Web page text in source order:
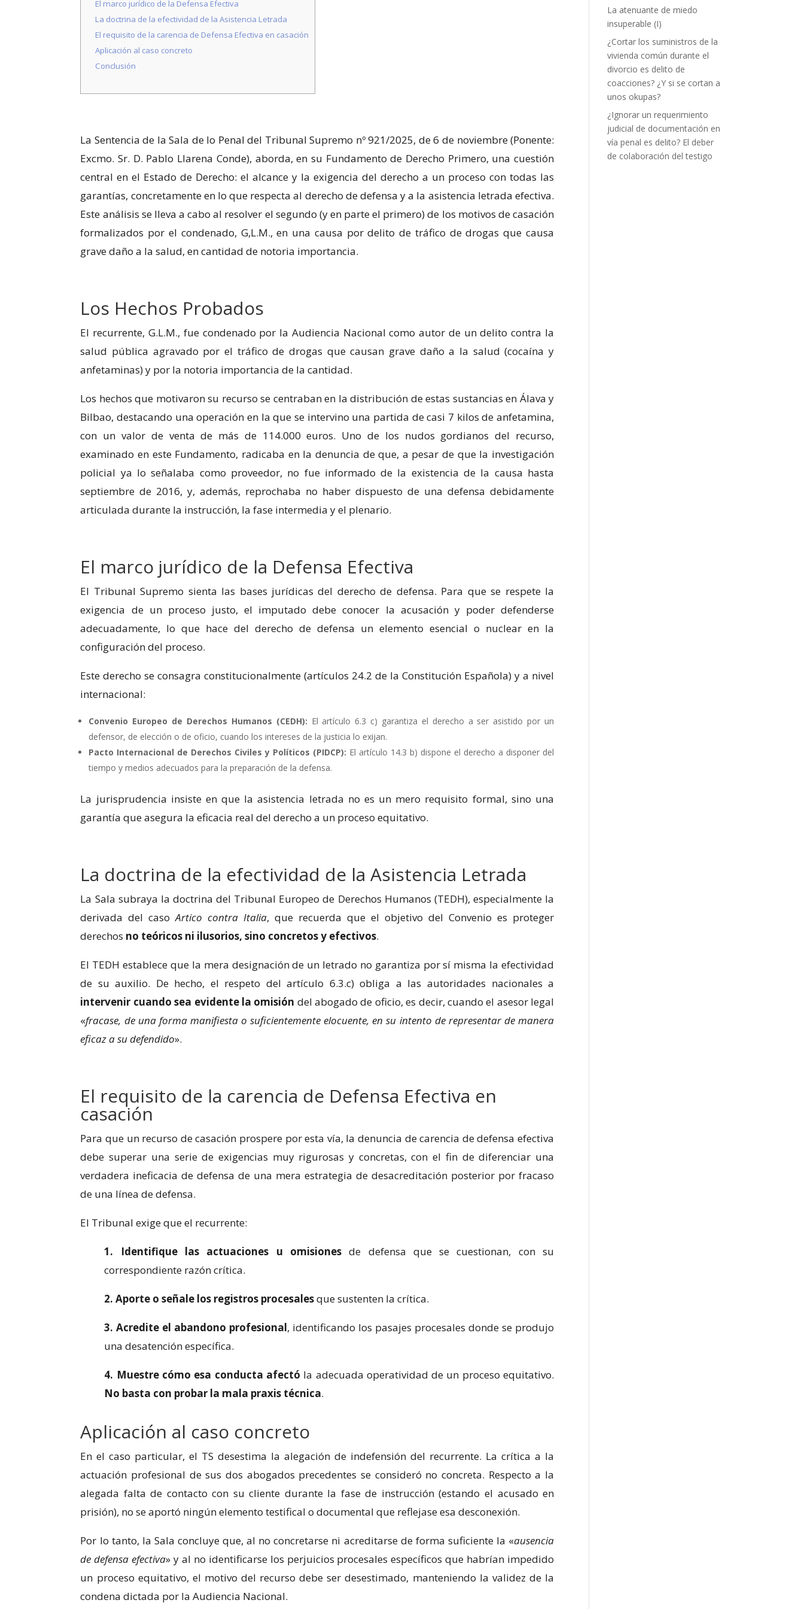
El marco jurídico de la Defensa Efectiva
La doctrina de la efectividad de la Asistencia Letrada
El requisito de la carencia de Defensa Efectiva en casación
Aplicación al caso concreto
Conclusión
La Sentencia de la Sala de lo Penal del Tribunal Supremo nº 921/2025, de 6 de noviembre (Ponente:
Excmo. Sr. D. Pablo Llarena Conde), aborda, en su Fundamento de Derecho Primero, una cuestión
central en el Estado de Derecho: el alcance y la exigencia del derecho a un proceso con todas las
garantías, concretamente en lo que respecta al derecho de defensa y a la asistencia letrada efectiva.
Este análisis se lleva a cabo al resolver el segundo (y en parte el primero) de los motivos de casación
formalizados por el condenado, G,L.M., en una causa por delito de tráfico de drogas que causa
grave daño a la salud, en cantidad de notoria importancia.
Los Hechos Probados
El recurrente, G.L.M., fue condenado por la Audiencia Nacional como autor de un delito contra la
salud pública agravado por el tráfico de drogas que causan grave daño a la salud (cocaína y
anfetaminas) y por la notoria importancia de la cantidad.
Los hechos que motivaron su recurso se centraban en la distribución de estas sustancias en Álava y
Bilbao, destacando una operación en la que se intervino una partida de casi 7 kilos de anfetamina,
con un valor de venta de más de 114.000 euros. Uno de los nudos gordianos del recurso,
examinado en este Fundamento, radicaba en la denuncia de que, a pesar de que la investigación
policial ya lo señalaba como proveedor, no fue informado de la existencia de la causa hasta
septiembre de 2016, y, además, reprochaba no haber dispuesto de una defensa debidamente
articulada durante la instrucción, la fase intermedia y el plenario.
El marco jurídico de la Defensa Efectiva
El Tribunal Supremo sienta las bases jurídicas del derecho de defensa. Para que se respete la
exigencia de un proceso justo, el imputado debe conocer la acusación y poder defenderse
adecuadamente, lo que hace del derecho de defensa un elemento esencial o nuclear en la
configuración del proceso.
Este derecho se consagra constitucionalmente (artículos 24.2 de la Constitución Española) y a nivel
internacional:
Convenio Europeo de Derechos Humanos (CEDH): El artículo 6.3 c) garantiza el derecho a ser asistido por un
defensor, de elección o de oficio, cuando los intereses de la justicia lo exijan.
Pacto Internacional de Derechos Civiles y Políticos (PIDCP): El artículo 14.3 b) dispone el derecho a disponer del
tiempo y medios adecuados para la preparación de la defensa.
La jurisprudencia insiste en que la asistencia letrada no es un mero requisito formal, sino una
garantía que asegura la eficacia real del derecho a un proceso equitativo.
La doctrina de la efectividad de la Asistencia Letrada
La Sala subraya la doctrina del Tribunal Europeo de Derechos Humanos (TEDH), especialmente la
derivada del casoArtico contra Italia, que recuerda que el objetivo del Convenio es proteger
derechos no teóricos ni ilusorios, sino concretos y efectivos.
El TEDH establece que la mera designación de un letrado no garantiza por sí misma la efectividad
de su auxilio. De hecho, el respeto del artículo 6.3.c) obliga a las autoridades nacionales a
intervenir cuando sea evidente la omisión del abogado de oficio, es decir, cuando el asesor legal
«fracase, de una forma manifiesta o suficientemente elocuente, en su intento de representar de manera
eficaz a su defendido».
El requisito de la carencia de Defensa Efectiva en
casación
Para que un recurso de casación prospere por esta vía, la denuncia de carencia de defensa efectiva
debe superar una serie de exigencias muy rigurosas y concretas, con el fin de diferenciar una
verdadera ineficacia de defensa de una mera estrategia de desacreditación posterior por fracaso
de una línea de defensa.
El Tribunal exige que el recurrente:
1. Identifique las actuaciones u omisionesde defensa que se cuestionan, con su
correspondiente razón crítica.
2. Aporte o señale los registros procesalesque sustenten la crítica.
3. Acredite el abandono profesional, identificando los pasajes procesales donde se produjo
una desatención específica.
4. Muestre cómo esa conducta afectó la adecuada operatividad de un proceso equitativo.
No basta con probar la mala praxis técnica.
Aplicación al caso concreto
En el caso particular, el TS desestima la alegación de indefensión del recurrente. La crítica a la
actuación profesional de sus dos abogados precedentes se consideró no concreta. Respecto a la
alegada falta de contacto con su cliente durante la fase de instrucción (estando el acusado en
prisión), no se aportó ningún elemento testifical o documental que reflejase esa desconexión.
Por lo tanto, la Sala concluye que, al no concretarse ni acreditarse de forma suficiente la «ausencia
de defensa efectiva» y al no identificarse los perjuicios procesales específicos que habrían impedido
un proceso equitativo, el motivo del recurso debe ser desestimado, manteniendo la validez de la
condena dictada por la Audiencia Nacional.
La atenuante de miedo
insuperable (I)
¿Cortar los suministros de la
vivienda común durante el
divorcio es delito de
coacciones? ¿Y si se cortan a
unos okupas?
¿Ignorar un requerimiento
judicial de documentación en
vía penal es delito? El deber
de colaboración del testigo